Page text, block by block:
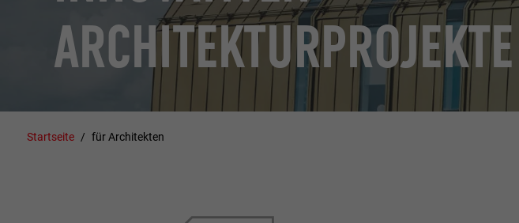
ARCHITEKTURPROJEKTE
Startseite für Architekten